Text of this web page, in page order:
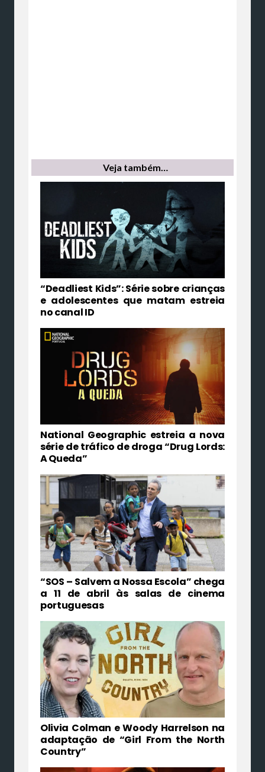
Veja também…
“Deadliest Kids”: Série sobre crianças
e adolescentes que matam estreia
no canal ID
National Geographic estreia a nova
série de tráfico de droga “Drug Lords:
A Queda”
“SOS – Salvem a Nossa Escola” chega
a 11 de abril às salas de cinema
portuguesas
Olivia Colman e Woody Harrelson na
adaptação de “Girl From the North
Country”